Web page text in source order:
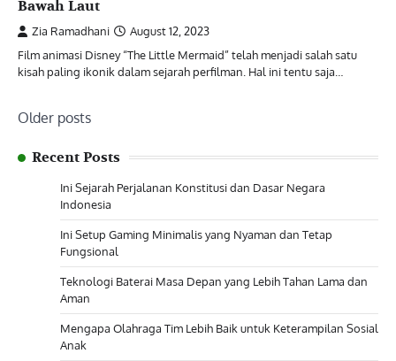
Bawah Laut
Zia Ramadhani
August 12, 2023
Film animasi Disney “The Little Mermaid” telah menjadi salah satu
kisah paling ikonik dalam sejarah perfilman. Hal ini tentu saja…
Posts
navigation
Older posts
Recent Posts
Ini Sejarah Perjalanan Konstitusi dan Dasar Negara
Indonesia
Ini Setup Gaming Minimalis yang Nyaman dan Tetap
Fungsional
Teknologi Baterai Masa Depan yang Lebih Tahan Lama dan
Aman
Mengapa Olahraga Tim Lebih Baik untuk Keterampilan Sosial
Anak